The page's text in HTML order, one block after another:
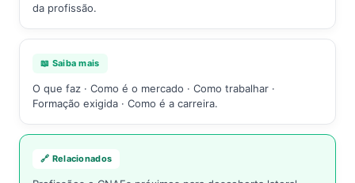
da profissão.
📖 Saiba mais
O que faz · Como é o mercado · Como trabalhar ·
Formação exigida · Como é a carreira.
🔗 Relacionados